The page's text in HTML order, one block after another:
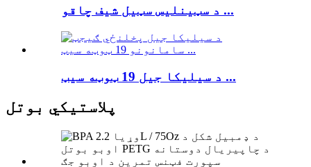
د سټینلیس سټیل شیف چاقو ...
د سیلیکا جیل 19 ټوټه سیټ ...
پلاستيکي بوتل